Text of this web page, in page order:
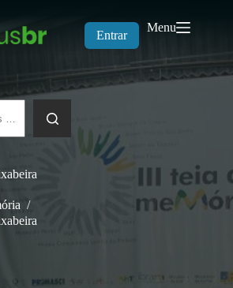
Entrar
Menu
/